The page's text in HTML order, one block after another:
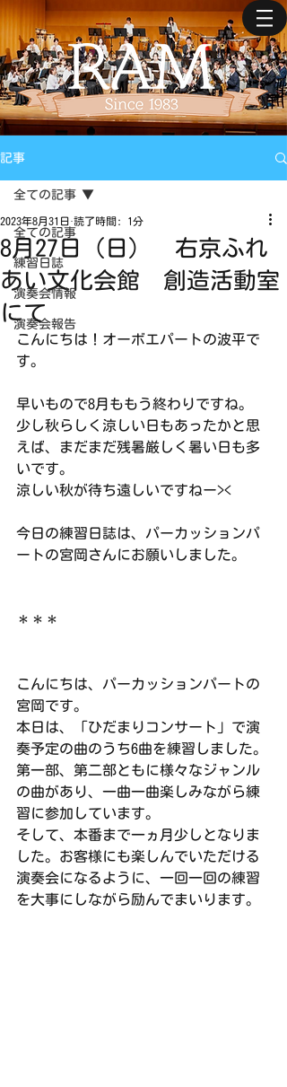
記事
全ての記事
練習日誌
演奏会情報
演奏会報告
全ての記事
8月27日（日） 右京ふれ
あい文化会館 創造活動室
にて
2023年8月31日 読了時間: 1分
こんにちは！オーボエパートの波平で
す。
早いもので8月ももう終わりですね。
少し秋らしく涼しい日もあったかと思
えば、まだまだ残暑厳しく暑い日も多
いです。
涼しい秋が待ち遠しいですねー><
今日の練習日誌は、パーカッションパ
ートの宮岡さんにお願いしました。
＊＊＊
こんにちは、パーカッションパートの
宮岡です。
本日は、「ひだまりコンサート」で演
奏予定の曲のうち6曲を練習しました。
第一部、第二部ともに様々なジャンル
の曲があり、一曲一曲楽しみながら練
習に参加しています。
そして、本番まで一ヵ月少しとなりま
した。お客様にも楽しんでいただける
演奏会になるように、一回一回の練習
を大事にしながら励んでまいります。